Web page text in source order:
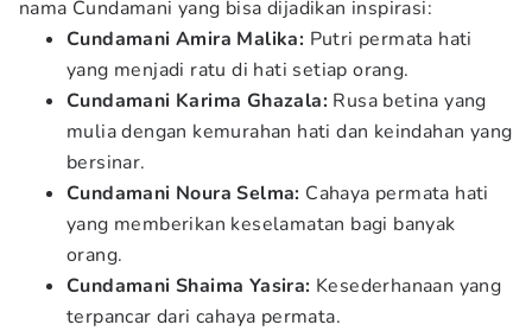
nama Cundamani yang bisa dijadikan inspirasi:
Cundamani Amira Malika: Putri permata hati
yang menjadi ratu di hati setiap orang.
Cundamani Karima Ghazala: Rusa betina yang
mulia dengan kemurahan hati dan keindahan yang
bersinar.
Cundamani Noura Selma: Cahaya permata hati
yang memberikan keselamatan bagi banyak
orang.
Cundamani Shaima Yasira: Kesederhanaan yang
terpancar dari cahaya permata.